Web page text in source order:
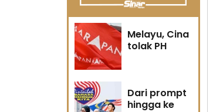
Melayu, Cina
tolak PH
Dari prompt
hingga ke